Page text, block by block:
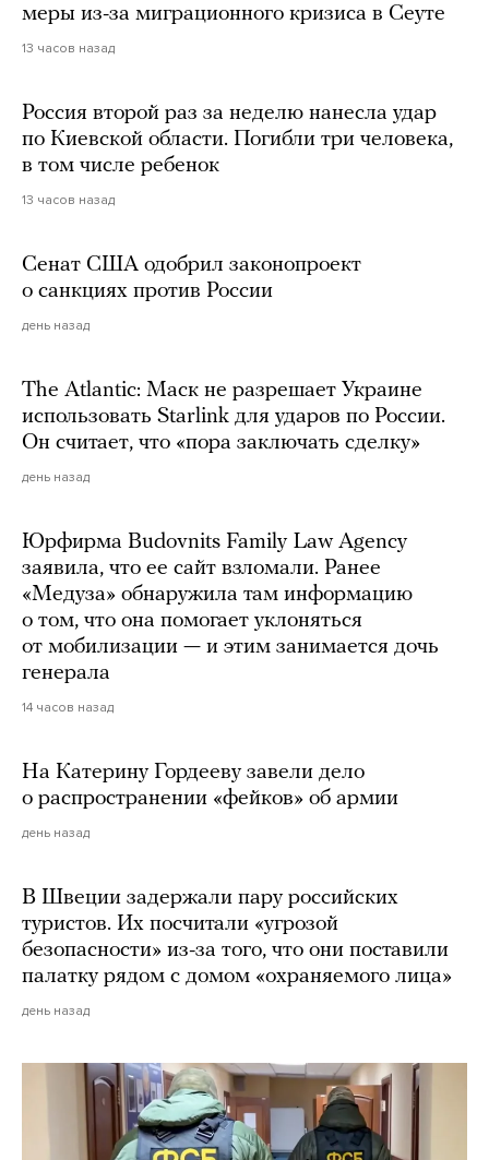
меры из-за миграционного кризиса в Сеуте
13 часов назад
Россия второй раз за неделю нанесла удар
по Киевской области. Погибли три человека,
в том числе ребенок
13 часов назад
Сенат США одобрил законопроект
о санкциях против России
день назад
The Atlantic: Маск не разрешает Украине
использовать Starlink для ударов по России.
Он считает, что «пора заключать сделку»
день назад
Юрфирма Budovnits Family Law Agency
заявила, что ее сайт взломали. Ранее
«Медуза» обнаружила там информацию
о том, что она помогает уклоняться
от мобилизации — и этим занимается дочь
генерала
14 часов назад
На Катерину Гордееву завели дело
о распространении «фейков» об армии
день назад
В Швеции задержали пару российских
туристов. Их посчитали «угрозой
безопасности» из-за того, что они поставили
палатку рядом с домом «охраняемого лица»
день назад